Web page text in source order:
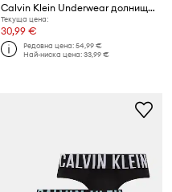
Calvin Klein Underwear долнище на пижама мъжко от памук
Текуща цена:
30,99 €
Редовна цена:54,99 €
Най-ниска цена:33,99 €